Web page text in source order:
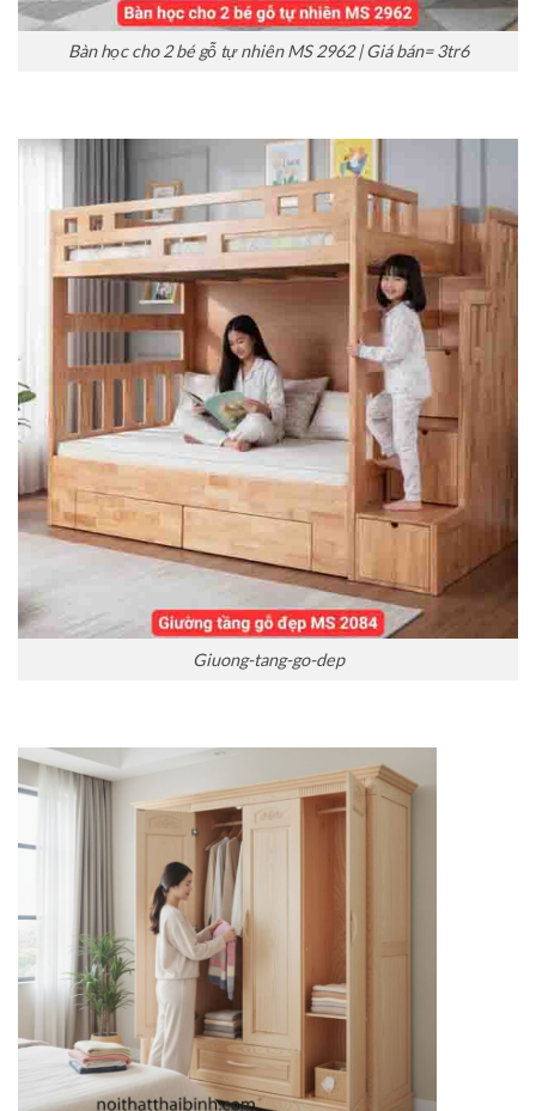
Bàn học cho 2 bé gỗ tự nhiên MS 2962 | Giá bán= 3tr6
Giuong-tang-go-dep